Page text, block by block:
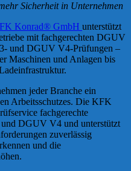
Sicherheit in Unternehmen
Konrad® GmbH unterstützt
mit fachgerechten DGUV
und DGUV V4-Prüfungen –
Maschinen und Anlagen bis
jeder Branche ein
Arbeitsschutzes. Die KFK
fachgerechte
DGUV V4 und unterstützt
zuverlässig
und die